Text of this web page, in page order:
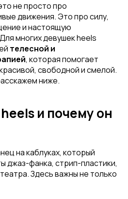
не просто про
движения. Это про силу,
и настоящую
многих девушек heels
телесной и
, которая помогает
свободной и смелой.
ниже.
и почему он
на каблуках, который
джаз-фанка, стрип-пластики,
Здесь важны не только